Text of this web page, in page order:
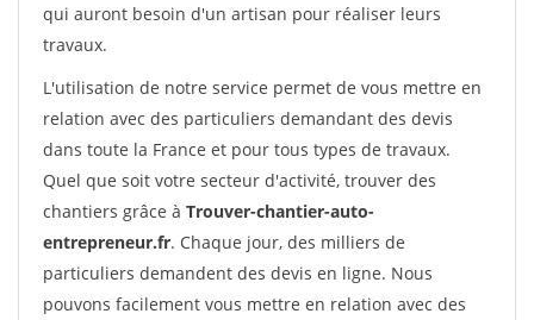
qui auront besoin d'un artisan pour réaliser leurs
travaux.
L'utilisation de notre service permet de vous mettre en
relation avec des particuliers demandant des devis
dans toute la France et pour tous types de travaux.
Quel que soit votre secteur d'activité, trouver des
chantiers grâce à Trouver-chantier-auto-
entrepreneur.fr. Chaque jour, des milliers de
particuliers demandent des devis en ligne. Nous
pouvons facilement vous mettre en relation avec des